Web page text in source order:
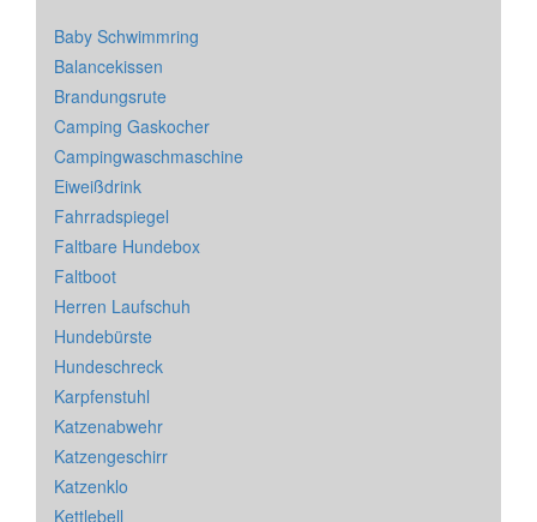
Baby Schwimmring
Balancekissen
Brandungsrute
Camping Gaskocher
Campingwaschmaschine
Eiweißdrink
Fahrradspiegel
Faltbare Hundebox
Faltboot
Herren Laufschuh
Hundebürste
Hundeschreck
Karpfenstuhl
Katzenabwehr
Katzengeschirr
Katzenklo
Kettlebell